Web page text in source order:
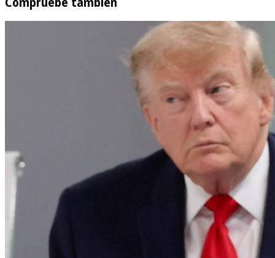
Compruebe también